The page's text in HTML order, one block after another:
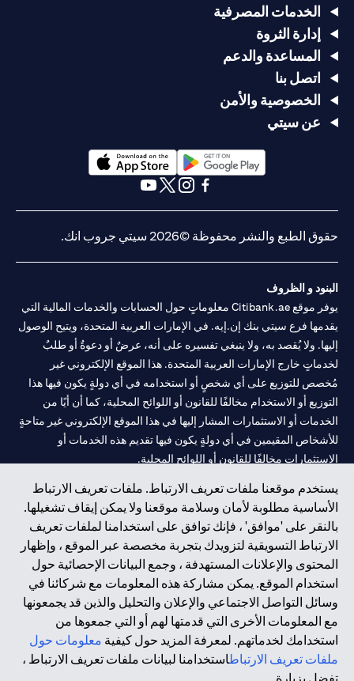
يستخدم موقعنا ملفات تعريف الارتباط. ملفات تعريف الارتباط
الأساسية مطلوبة لأمان وسلامة موقعنا ولا يمكن إيقاف تشغيلها.
بالنقر على 'موافق' ، فإنك توافق على استخدامنا لملفات تعريف
الارتباط التسويقية لتزويدك بتجربة مخصصة عبر الموقع ، وإظهار
المحتوى والإعلانات المستهدفة ، وجمع البيانات الإحصائية حول
استخدام الموقع. يمكن مشاركة هذه المعلومات مع شركائنا في
وسائل التواصل الاجتماعي والإعلان والتحليل والذين قد يجمعونها
مع المعلومات الأخرى التي قدمتها لهم أو التي جمعوها من
استخدامك لخدماتهم. لمعرفة المزيد حول كيفية معلومات حول
ملفات تعريف الارتباطاستخدامنا لبيانات ملفات تعريف الارتباط ،
الخدمات المصرفية
إدارة الثروة
المساعدة والدعم
اتصل بنا
الخصوصية والأمن
عن سيتي
opens in a new tab
opens in a new tab
حقوق الطبع والنشر محفوظة ©2026 سيتي جروب انك.
البنود و الظروف
يوفر موقع Citibank.ae معلوماتٍ حول الحسابات والخدمات المالية التي
يقدمها فرع سيتي بنك إن.إيه. في الإمارات العربية المتحدة، ويتيح الوصول
إليها. ولا يُقصد به، ولا ينبغي تفسيره على أنه، عرضٌ أو دعوةٌ أو طلبٌ
لخدماتٍ خارج الإمارات العربية المتحدة. هذا الموقع الإلكتروني غير
مُخصص للتوزيع على أي شخصٍ أو استخدامه في أي دولةٍ يكون فيها هذا
التوزيع أو الاستخدام مخالفًا للقانون أو اللوائح المحلية، كما أن أيًا من
الخدمات أو الاستثمارات المشار إليها في هذا الموقع الإلكتروني غير متاحةٍ
للأشخاص المقيمين في أي دولةٍ يكون فيها تقديم هذه الخدمات أو
الاستثمارات مخالفًا للقانون أو اللوائح المحلية.
سيتي بنك هي علامة خدمة لشركة Citigroup Inc. أو .Citibank N.A ،
مستخدمة ومسجلة في جميع أنحاء العالم.
سيتي بنك إن. إيه. الإمارات مسجل لدى مصرف الإمارات المركزي تحت
أرقام التراخيص 202563 لفرع الوصل في دبي، 531989 لفرع مول
الإمارات في دبي، و CN-1002019 لفرع أبوظبي. هاتف: 4000 311 04.
فرع سيتي بنك إن إيه - الإمارات العربية المتحدة مرخص من مصرف
الإمارات العربية المتحدة المركزي كفرع لبنك أجنبي.
سيتي بنك إن إيه الإمارات العربية المتحدة مرخص من هيئة الأوراق المالية
والسلع في الإمارات العربية المتحدة ("SCA") للقيام بالنشاط المالي لـ أ)